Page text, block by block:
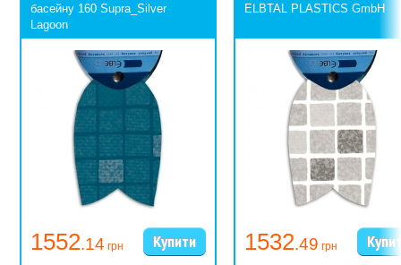
басейну 160 Supra_Silver
Lagoon
1552.14 грн
ELBTAL PLASTICS GmbH
1532.49 грн